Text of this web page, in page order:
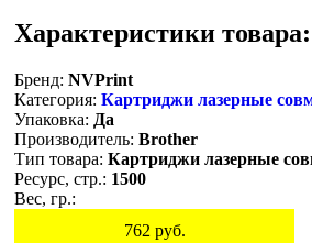
Характеристики товара:
Бренд: NVPrint
Категория: Картриджи лазерные
Упаковка: Да
Производитель: Brother
Тип товара: Картриджи лазерные
Ресурс, стр.: 1500
Вес, гр.:
762 руб.